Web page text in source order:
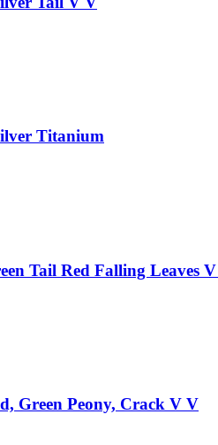
Titanium
Tail Red Falling Leaves
Green Peony, Crack V V